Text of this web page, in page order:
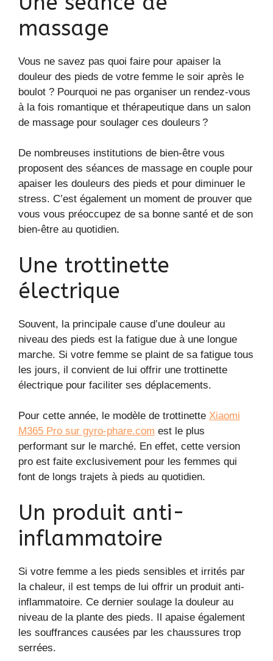
massage
Vous ne savez pas quoi faire pour apaiser la
douleur des pieds de votre femme le soir après le
boulot ? Pourquoi ne pas organiser un rendez-vous
à la fois romantique et thérapeutique dans un salon
de massage pour soulager ces douleurs ?
De nombreuses institutions de bien-être vous
proposent des séances de massage en couple pour
apaiser les douleurs des pieds et pour diminuer le
stress. C’est également un moment de prouver que
vous vous préoccupez de sa bonne santé et de son
bien-être au quotidien.
Une trottinette
électrique
Souvent, la principale cause d’une douleur au
niveau des pieds est la fatigue due à une longue
marche. Si votre femme se plaint de sa fatigue tous
les jours, il convient de lui offrir une trottinette
électrique pour faciliter ses déplacements.
Pour cette année, le modèle de trottinette Xiaomi
M365 Pro sur gyro-phare.com est le plus
performant sur le marché. En effet, cette version
pro est faite exclusivement pour les femmes qui
font de longs trajets à pieds au quotidien.
Un produit anti-
inflammatoire
Si votre femme a les pieds sensibles et irrités par
la chaleur, il est temps de lui offrir un produit anti-
inflammatoire. Ce dernier soulage la douleur au
niveau de la plante des pieds. Il apaise également
les souffrances causées par les chaussures trop
serrées.